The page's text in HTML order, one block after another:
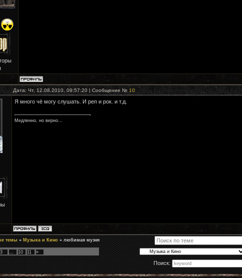
Дата: Чт, 12.08.2010, 09:57:20 | Сообщение № 10
Я много чё могу слушать. И реп и рок. и т.д.
Медленно, но верно...
темы » Музыка и Кино » любимая музня
3 … 10 11 »
Поиск: